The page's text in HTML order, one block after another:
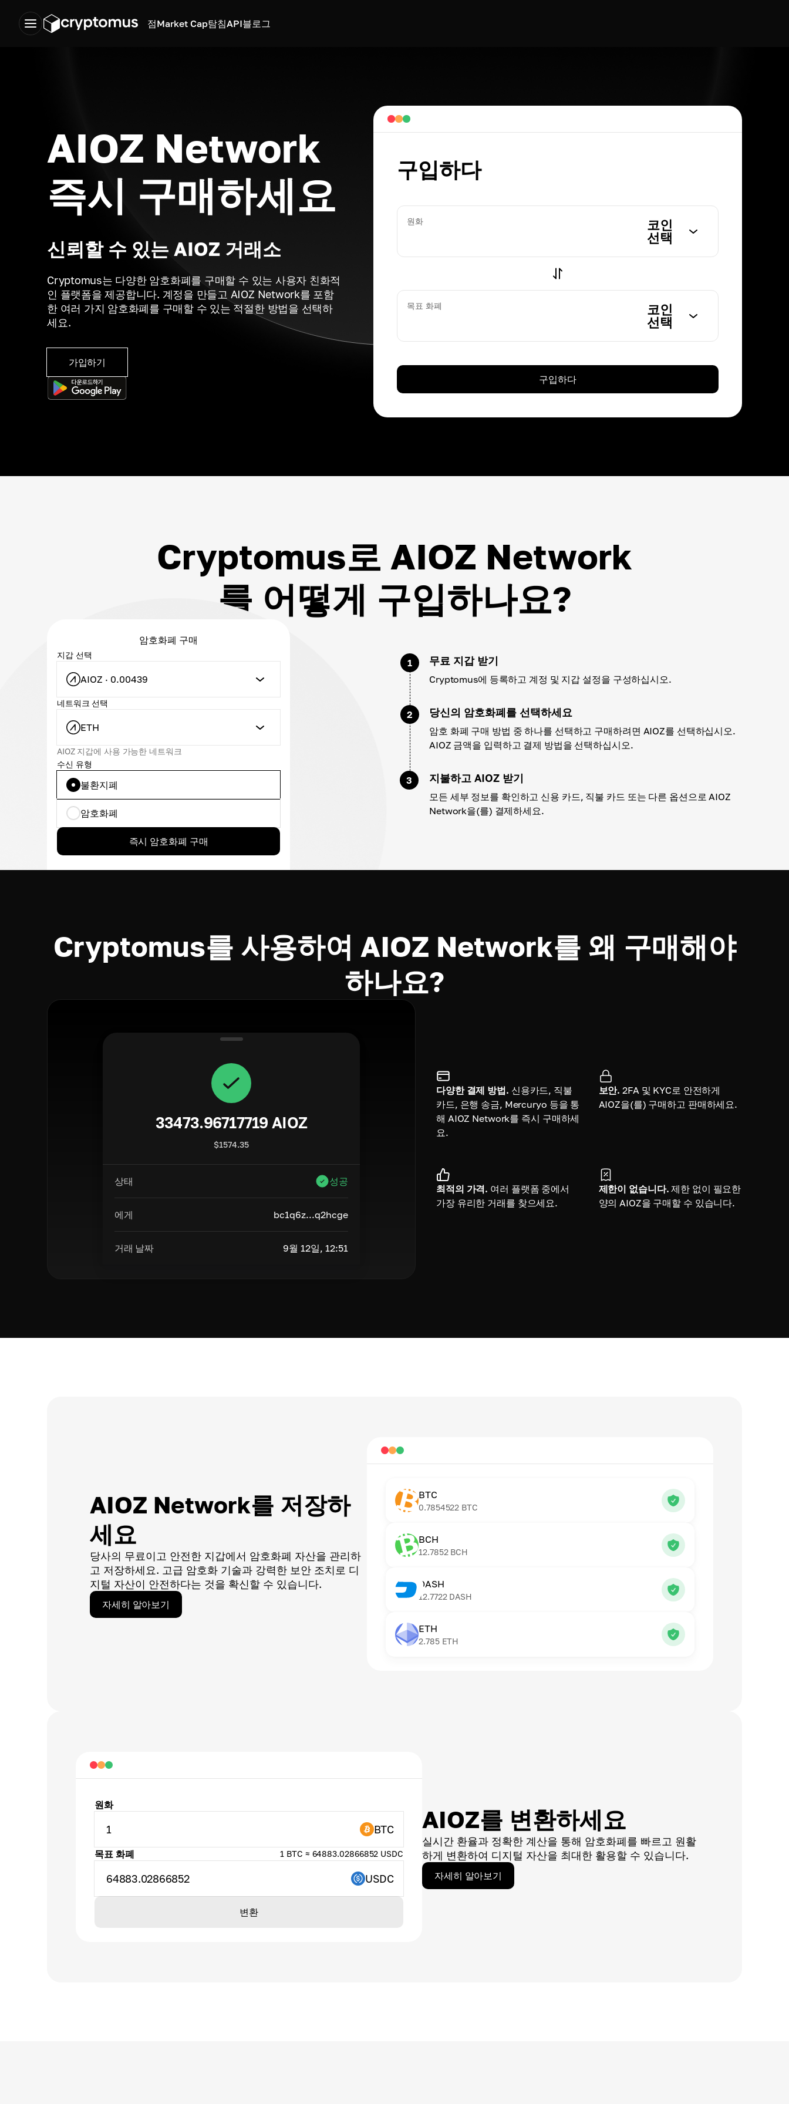
점Market Cap탐침API블로그
AIOZ Network
즉시 구매하세요
신뢰할 수 있는 AIOZ 거래소
Cryptomus는 다양한 암호화폐를 구매할 수 있는 사용자 친화적
인 플랫폼을 제공합니다. 계정을 만들고 AIOZ Network를 포함
한 여러 가지 암호화폐를 구매할 수 있는 적절한 방법을 선택하
세요.
가입하기
구입하다
원화
코인
선택
목표 화폐
코인
선택
구입하다
Cryptomus로 AIOZ Network
를 어떻게 구입하나요?
암호화폐 구매
지갑 선택
AIOZ · 0.00439
네트워크 선택
ETH
AIOZ 지갑에 사용 가능한 네트워크
수신 유형
불환지폐
암호화폐
즉시 암호화폐 구매
1 무료 지갑 받기
Cryptomus에 등록하고 계정 및 지갑 설정을 구성하십시오.
2 당신의 암호화폐를 선택하세요
암호 화폐 구매 방법 중 하나를 선택하고 구매하려면 AIOZ를 선택하십시오.
AIOZ 금액을 입력하고 결제 방법을 선택하십시오.
3 지불하고 AIOZ 받기
모든 세부 정보를 확인하고 신용 카드, 직불 카드 또는 다른 옵션으로 AIOZ
Network을(를) 결제하세요.
Cryptomus를 사용하여 AIOZ Network를 왜 구매해야
하나요?
33473.96717719 AIOZ
$1574.35
상태 성공
에게 bc1q6z...q2hcge
거래 날짜 9월 12일, 12:51
다양한 결제 방법. 신용카드, 직불
카드, 은행 송금, Mercuryo 등을 통
해 AIOZ Network를 즉시 구매하세
요.
보안. 2FA 및 KYC로 안전하게
AIOZ을(를) 구매하고 판매하세요.
최적의 가격. 여러 플랫폼 중에서
가장 유리한 거래를 찾으세요.
제한이 없습니다. 제한 없이 필요한
양의 AIOZ을 구매할 수 있습니다.
AIOZ Network를 저장하
세요
당사의 무료이고 안전한 지갑에서 암호화폐 자산을 관리하
고 저장하세요. 고급 암호화 기술과 강력한 보안 조치로 디
지털 자산이 안전하다는 것을 확신할 수 있습니다.
자세히 알아보기
BTC
0.7854522 BTC
BCH
12.7852 BCH
DASH
12.7722 DASH
ETH
2.785 ETH
AIOZ를 변환하세요
실시간 환율과 정확한 계산을 통해 암호화폐를 빠르고 원활
하게 변환하여 디지털 자산을 최대한 활용할 수 있습니다.
자세히 알아보기
원화
1 BTC
목표 화폐 1 BTC ≈ 64883.02866852 USDC
64883.02866852 USDC
변환